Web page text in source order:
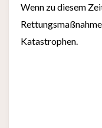
Wenn zu diesem
Katastrophen.